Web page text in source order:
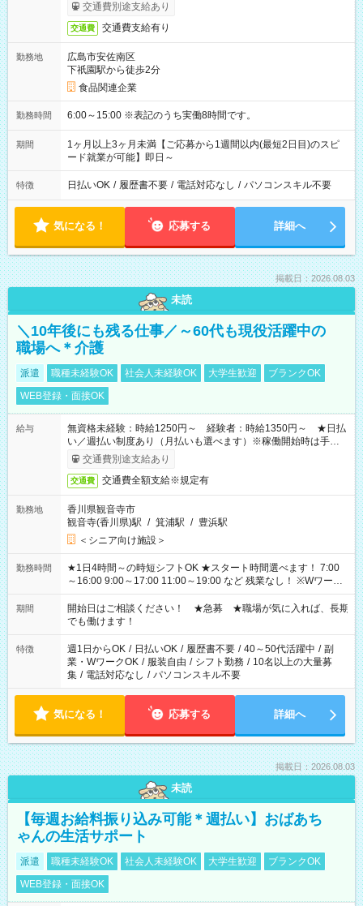
交通費別途支給あり
交通費 交通費支給有り
勤務地
広島市安佐南区
下祇園駅から徒歩2分
食品関連企業
勤務時間 6:00～15:00 ※表記のうち実働8時間です。
期間
1ヶ月以上3ヶ月未満【ご応募から1週間以内(最短2日目)のスピ
ード就業が可能】即日～
特徴 日払いOK / 履歴書不要 / 電話対応なし / パソコンスキル不要
気になる！ 応募する 詳細へ
掲載日：2026.08.03
未読
＼10年後にも残る仕事／～60代も現役活躍中の
職場へ＊介護
派遣 職種未経験OK 社会人未経験OK 大学生歓迎
ブランクOK
WEB登録・面接OK
給与
無資格未経験：時給1250円～ 経験者：時給1350円～ ★日払
い／週払い制度あり（月払いも選べます）※稼働開始時は手続き
完了次第のお支払いとなります。
交通費別途支給あり
交通費 交通費全額支給※規定有
勤務地
香川県観音寺市
観音寺(香川県)駅 / 箕浦駅 / 豊浜駅
＜シニア向け施設＞
勤務時間
★1日4時間～の時短シフトOK ★スタート時間選べます！ 7:00
～16:00 9:00～17:00 11:00～19:00 など 残業なし！ ※Wワーク
の場合、他のお仕事と合わせ週40時間超の就業はご案内できま
せん ※法令に基づき、週20時間以上勤務は社会保険への加入対
象となります ※労働者派遣法（日雇い派遣の原則禁止）によ
り、短時間・短期間の就業はご案内が難しい場合があります
期間
開始日はご相談ください！ ★急募 ★職場が気に入れば、長期
でも働けます！
特徴 週1日からOK / 日払いOK / 履歴書不要 / 40～50代活躍中 / 副
業・WワークOK / 服装自由 / シフト勤務 / 10名以上の大量募
集 / 電話対応なし / パソコンスキル不要
気になる！ 応募する 詳細へ
掲載日：2026.08.03
未読
【毎週お給料振り込み可能＊週払い】おばあち
ゃんの生活サポート
派遣 職種未経験OK 社会人未経験OK 大学生歓迎
ブランクOK
WEB登録・面接OK